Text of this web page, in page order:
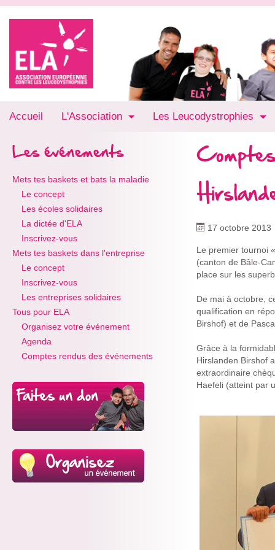
Accueil L'Association Les Leucodystrophies
Les événements
Mets tes baskets et bats la maladie
Le concept
Les écoles solidaires
La dictée d'ELA
Inscrivez-vous
Mets tes baskets dans l'entreprise
Le concept
Inscrivez-vous
Les entreprises solidaires
Tous pour ELA
Organisez votre événement
Agenda
Comptes rendus des événements
17 octobre 2013
Le premier tournoi
(canton de Bâle-
place sur les
De mai à octobre,
qualification en
Birshof) et de
Grâce à la
Hirslanden Birshof
extraordinaire
Haefeli (atteint par